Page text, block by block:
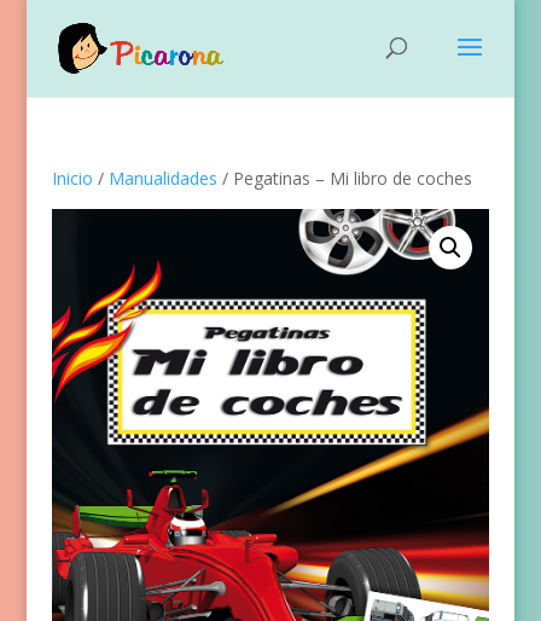
Inicio / Manualidades / Pegatinas – Mi libro de coches